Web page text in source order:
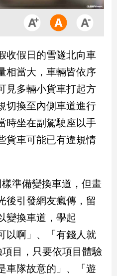
收假日的雪隧北向車
相當大，車輛皆依序
見多輛小貨車打起方
切換至內側車道進行
時坐在副駕駛座以手
貨車可能已有違規情
準備變換車道，但畫
後引發網友瘋傳，留
變換車道，學起
以啊」、「有錢人就
目，只要依項目體驗
車隊故意的」、「遊